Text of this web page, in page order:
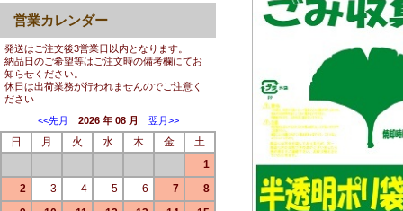
営業カレンダー
発送はご注文後3営業日以内となります。
納品日のご希望等はご注文時の備考欄にてお
知らせください。
休日は出荷業務が行われませんのでご注意く
ださい
<<先月
2026 年 08 月 翌月>>
日 月 火 水 木 金
土
1
2
3 4 5 6 7
8